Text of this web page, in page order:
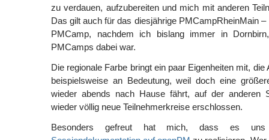
zu verdauen, aufzubereiten und mich mit anderen
Das gilt auch für das diesjährige PMCampRheinMain
PMCamp, nachdem ich bislang immer in
PMCamps dabei war.
Die regionale Farbe bringt ein paar Eigenheiten mit, die
beispielsweise an Bedeutung, weil doch eine
wieder abends nach Hause fährt, auf der anderen
wieder völlig neue Teilnehmerkreise erschlossen.
Besonders gefreut hat mich, dass es